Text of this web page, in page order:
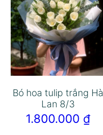
Bó hoa tulip trắng Hà
Lan 8/3
1.800.000 ₫